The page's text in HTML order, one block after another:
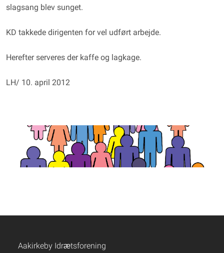
slagsang blev sunget.
KD takkede dirigenten for vel udført arbejde.
Herefter serveres der kaffe og lagkage.
LH/ 10. april 2012
Aakirkeby Idrætsforening